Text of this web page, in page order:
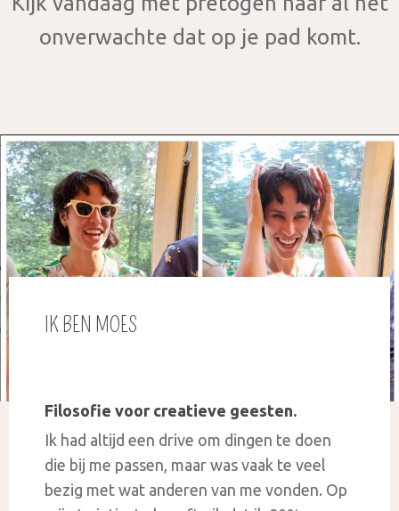
IK BEN MOES
Filosofie voor creatieve geesten.
Ik had altijd een drive om dingen te doen
die bij me passen, maar was vaak te veel
bezig met wat anderen van me vonden. Op